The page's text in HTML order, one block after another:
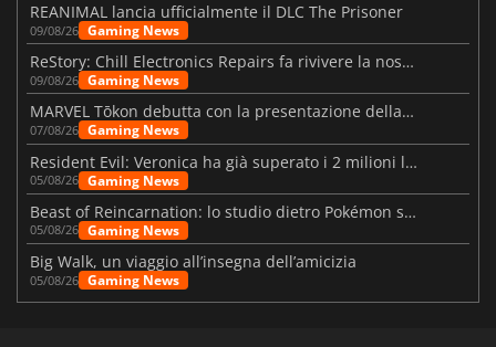
REANIMAL lancia ufficialmente il DLC The Prisoner
09/08/26 Gaming News
ReStory: Chill Electronics Repairs fa rivivere la nostalgia degli anni 2000
09/08/26 Gaming News
MARVEL Tōkon debutta con la presentazione della roadmap per il primo anno
07/08/26 Gaming News
Resident Evil: Veronica ha già superato i 2 milioni liste dei desideri
05/08/26 Gaming News
Beast of Reincarnation: lo studio dietro Pokémon su una nuova strada
05/08/26 Gaming News
Big Walk, un viaggio all’insegna dell’amicizia
05/08/26 Gaming News